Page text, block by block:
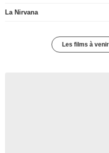
La Nirvana
Les films à